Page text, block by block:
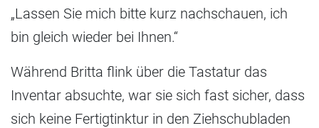
„Lassen Sie mich bitte kurz nachschauen, ich
bin gleich wieder bei Ihnen.“
Während Britta flink über die Tastatur das
Inventar absuchte, war sie sich fast sicher, dass
sich keine Fertigtinktur in den Ziehschubladen